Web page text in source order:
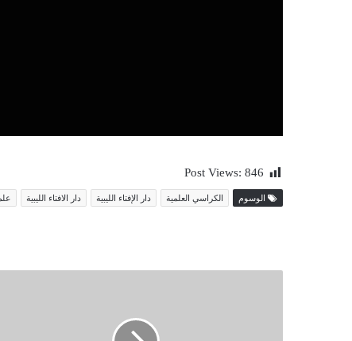
Post Views: 846
الوسوم الكراسي العلمية دار الإفتاء الليبية دار الافتاء الليبية